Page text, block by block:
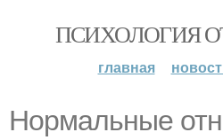
ПСИХОЛОГИЯ
главная
Нормальные